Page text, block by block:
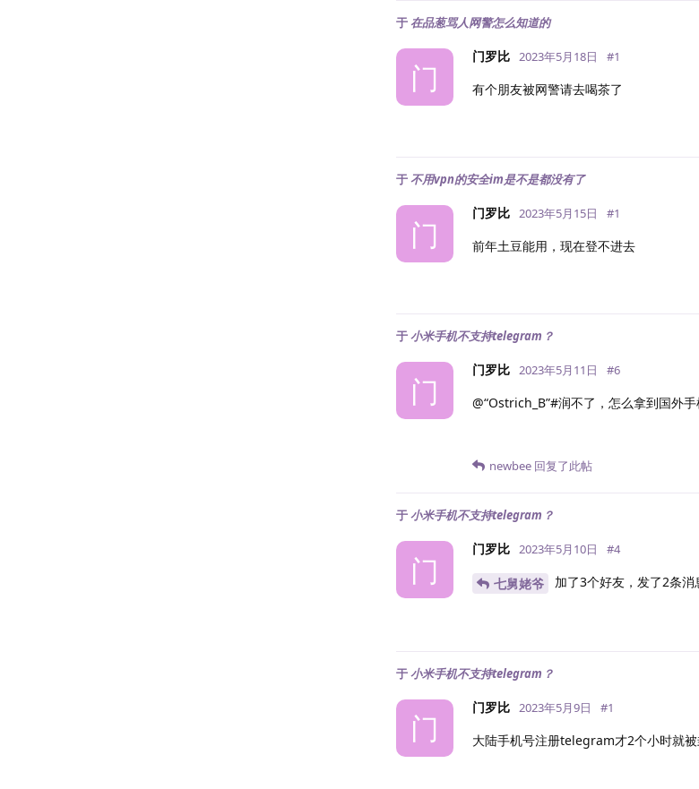
于在品葱骂人网警怎么知道的
门
门罗比 2023年5月18日 #1
有个朋友被网警请去喝茶了
于不用vpn的安全im是不是都没有了
门
门罗比 2023年5月15日 #1
前年土豆能用，现在登不进去
于小米手机不支持telegram？
门
门罗比 2023年5月11日 #6
@“Ostrich_B”#润不了，怎么拿到国外手
newbee 回复了此帖
于小米手机不支持telegram？
门
门罗比 2023年5月10日 #4
七舅姥爷 加了3个好友，发了2条消
于小米手机不支持telegram？
门
门罗比 2023年5月9日 #1
大陆手机号注册telegram才2个小时就被